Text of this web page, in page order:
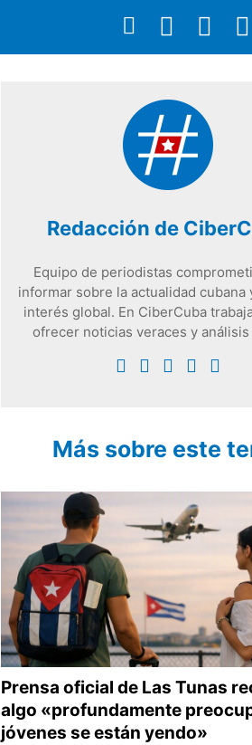
Redacción de
Equipo de periodistas
informar sobre la actualidad cubana
interés global. En CiberCuba
ofrecer noticias veraces y
Más sobre este
Prensa oficial de Las Tunas
algo «profundamente
jóvenes se están yendo»